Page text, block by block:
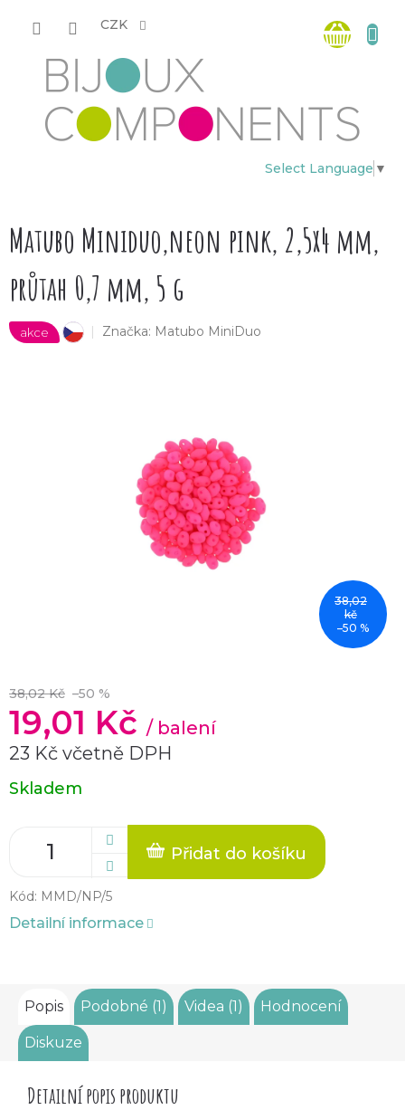
CZK
Select Language ▼
košík
Matubo Miniduo,neon pink, 2,5x4 mm,
průtah 0,7 mm, 5 g
akce Značka: Matubo MiniDuo
38,02
kč
–50 %
38,02 Kč –50 %
19,01 Kč / balení
23 Kč včetně DPH
Měrná
cena:
Skladem
Přidat do košíku
Kód: MMD/NP/5
Detailní informace
Popis Podobné (1) Videa (1) Hodnocení
Diskuze
Detailní popis produktu